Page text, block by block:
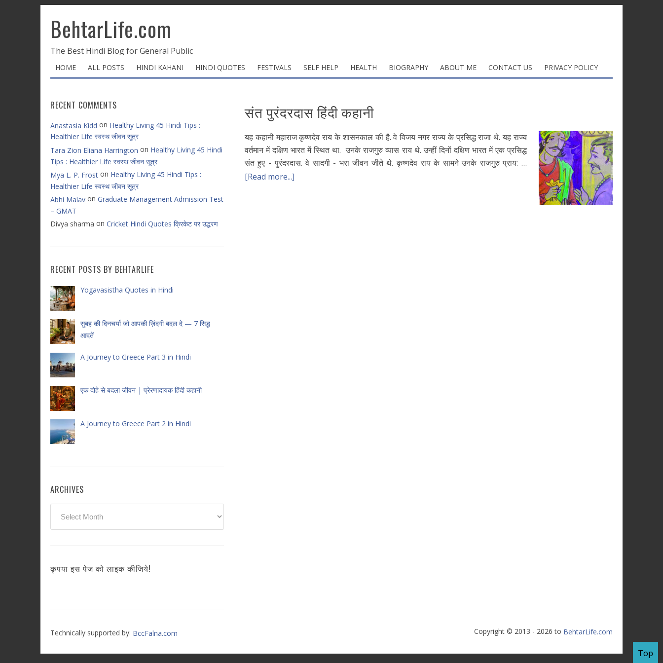
BehtarLife.com
The Best Hindi Blog for General Public
HOME ALL POSTS HINDI KAHANI HINDI QUOTES FESTIVALS SELF HELP HEALTH BIOGRAPHY ABOUT ME CONTACT US PRIVACY POLICY
संत पुरंदरदास हिंदी कहानी
यह कहानी महाराज कृष्णदेव राय के शासनकाल की है. वे विजय नगर राज्य के प्रसिद्ध राजा थे. यह राज्य
वर्तमान में दक्षिण भारत में स्थित था. उनके राजगुरु व्यास राय थे. उन्हीं दिनों दक्षिण भारत में एक प्रसिद्ध
संत हुए - पुरंदरदास. वे सादगी - भरा जीवन जीते थे. कृष्णदेव राय के सामने उनके राजगुरु प्राय: …
[Read more...]
RECENT COMMENTS
Anastasia Kidd on Healthy Living 45 Hindi Tips :
Healthier Life स्वस्थ जीवन सूत्र
Tara Zion Eliana Harrington on Healthy Living 45 Hindi
Tips : Healthier Life स्वस्थ जीवन सूत्र
Mya L. P. Frost on Healthy Living 45 Hindi Tips :
Healthier Life स्वस्थ जीवन सूत्र
Abhi Malav on Graduate Management Admission Test
– GMAT
Divya sharma on Cricket Hindi Quotes क्रिकेट पर उद्धरण
RECENT POSTS BY BEHTARLIFE
Yogavasistha Quotes in Hindi
सुबह की दिनचर्या जो आपकी ज़िंदगी बदल दे — 7 सिद्ध
आदतें
A Journey to Greece Part 3 in Hindi
एक दोहे से बदला जीवन | प्रेरणादायक हिंदी कहानी
A Journey to Greece Part 2 in Hindi
ARCHIVES
कृपया इस पेज को लाइक कीजिये!
Technically supported by: BccFalna.com Copyright © 2013 - 2026 to BehtarLife.com
Top